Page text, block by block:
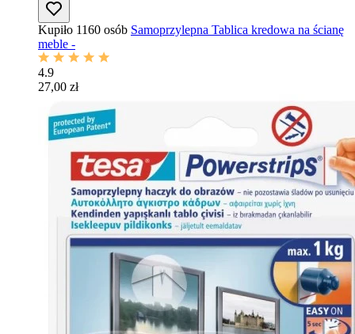
Kupiło 1160 osób Samoprzylepna Tablica kredowa na ścianę
meble -
4.9
27,00 zł